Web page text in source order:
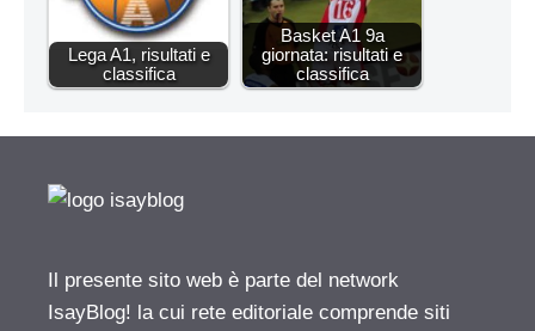
Lega A1, risultati e
classifica
Basket A1 9a
giornata: risultati e
classifica
Il presente sito web è parte del network
IsayBlog! la cui rete editoriale comprende siti